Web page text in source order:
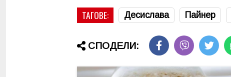
ТАГОВЕ: Десислава Пайнер
СПОДЕЛИ: